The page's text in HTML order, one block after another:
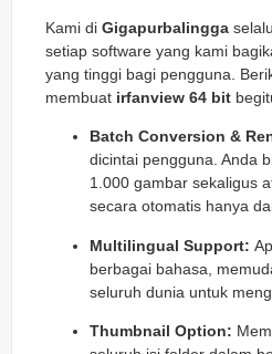
Kami di Gigapurbalingga
setiap software yang kami
yang tinggi bagi pengguna.
membuat irfanview 64 bit
Batch Conversion &
dicintai pengguna. Anda
1.000 gambar sekaligus
secara otomatis hanya
Multilingual Support:
berbagai bahasa,
seluruh dunia untuk
Thumbnail Option: